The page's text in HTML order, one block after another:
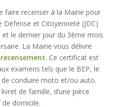
faire recenser à la Mairie pour
Défense et Citoyenneté (JDC)
le dernier jour du 3ème mois
La Mairie vous délivre
. Ce certificat est
examens tels que le BEP, le
conduire moto et/ou auto.
de famille, d’une pièce
de domicile.